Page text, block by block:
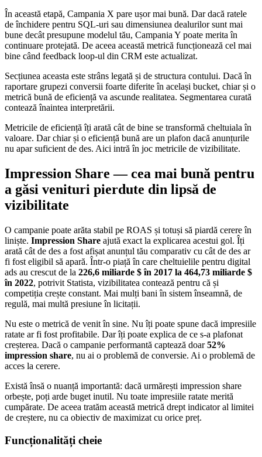
În această etapă, Campania X pare ușor mai bună. Dar dacă ratele
de închidere pentru SQL-uri sau dimensiunea dealurilor sunt mai
bune decât presupune modelul tău, Campania Y poate merita în
continuare protejată. De aceea această metrică funcționează cel mai
bine când feedback loop-ul din CRM este actualizat.
Secțiunea aceasta este strâns legată și de structura contului. Dacă în
raportare grupezi conversii foarte diferite în același bucket, chiar și o
metrică bună de eficiență va ascunde realitatea. Segmentarea curată
contează înaintea interpretării.
Metricile de eficiență îți arată cât de bine se transformă cheltuiala în
valoare. Dar chiar și o eficiență bună are un plafon dacă anunțurile
nu apar suficient de des. Aici intră în joc metricile de vizibilitate.
Impression Share — cea mai bună pentru
a găsi venituri pierdute din lipsă de
vizibilitate
O campanie poate arăta stabil pe ROAS și totuși să piardă cerere în
liniște. Impression Share ajută exact la explicarea acestui gol. Îți
arată cât de des a fost afișat anunțul tău comparativ cu cât de des ar
fi fost eligibil să apară. Într-o piață în care cheltuielile pentru digital
ads au crescut de la 226,6 miliarde $ în 2017 la 464,73 miliarde $
în 2022, potrivit Statista, vizibilitatea contează pentru că și
competiția crește constant. Mai mulți bani în sistem înseamnă, de
regulă, mai multă presiune în licitații.
Nu este o metrică de venit în sine. Nu îți poate spune dacă impresiile
ratate ar fi fost profitabile. Dar îți poate explica de ce s-a plafonat
creșterea. Dacă o campanie performantă captează doar52%
impression share, nu ai o problemă de conversie. Ai o problemă de
acces la cerere.
Există însă o nuanță importantă: dacă urmărești impression share
orbește, poți arde buget inutil. Nu toate impresiile ratate merită
cumpărate. De aceea tratăm această metrică drept indicator al limitei
de creștere, nu ca obiectiv de maximizat cu orice preț.
Funcționalități cheie